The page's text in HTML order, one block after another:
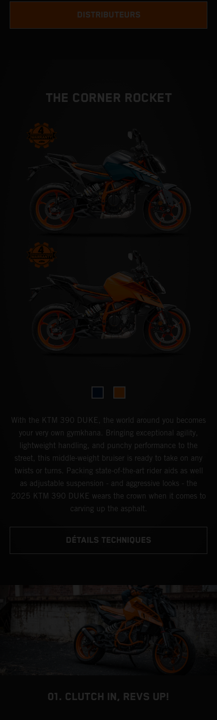
DISTRIBUTEURS
THE CORNER ROCKET
With the KTM 390 DUKE, the world around you becomes
your very own gymkhana. Bringing exceptional agility,
lightweight handling, and punchy performance to the
street, this middle-weight bruiser is ready to take on any
twists or turns. Packing state-of-the-art rider aids as well
as adjustable suspension - and aggressive looks - the
2025 KTM 390 DUKE wears the crown when it comes to
carving up the asphalt.
DÉTAILS TECHNIQUES
01. CLUTCH IN, REVS UP!